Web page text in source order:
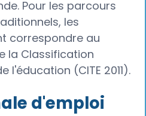
Pour les parcours
les
correspondre au
la Classification
l'éducation (CITE 2011).
d'emploi